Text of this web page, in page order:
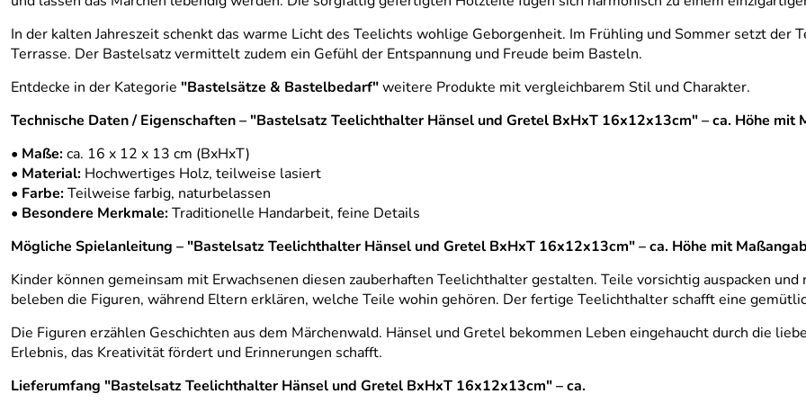
In der kalten Jahreszeit schenkt das warme Licht des Teelichts wohlige Geborgenheit. Im Frühling und Sommer setzt der
Terrasse. Der Bastelsatz vermittelt zudem ein Gefühl der Entspannung und Freude beim Basteln.
Entdecke in der Kategorie "Bastelsätze & Bastelbedarf"weitere Produkte mit vergleichbarem Stil und Charakter.
Technische Daten / Eigenschaften – "Bastelsatz Teelichthalter Hänsel und Gretel BxHxT 16x12x13cm" – ca. Höhe mit
• Maße:ca. 16 x 12 x 13 cm (BxHxT)
• Material: Hochwertiges Holz, teilweise lasiert
• Farbe:Teilweise farbig, naturbelassen
• Besondere Merkmale:Traditionelle Handarbeit, feine Details
Mögliche Spielanleitung – "Bastelsatz Teelichthalter Hänsel und Gretel BxHxT 16x12x13cm" – ca. Höhe mit
Kinder können gemeinsam mit Erwachsenen diesen zauberhaften Teelichthalter gestalten. Teile vorsichtig auspacken
beleben die Figuren, während Eltern erklären, welche Teile wohin gehören. Der fertige Teelichthalter schafft eine
Die Figuren erzählen Geschichten aus dem Märchenwald. Hänsel und Gretel bekommen Leben eingehaucht durch die
Erlebnis, das Kreativität fördert und Erinnerungen schafft.
Lieferumfang "Bastelsatz Teelichthalter Hänsel und Gretel BxHxT 16x12x13cm" – ca.